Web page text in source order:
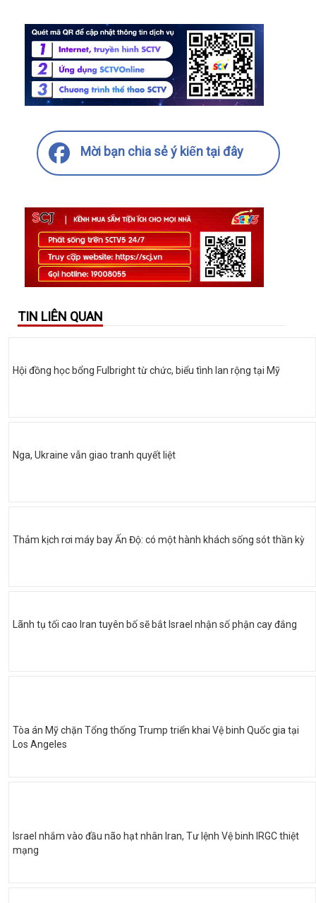
Mời bạn chia sẻ ý kiến tại đây
TIN LIÊN QUAN
Hội đồng học bổng Fulbright từ chức, biểu tình lan rộng tại Mỹ
Nga, Ukraine vẫn giao tranh quyết liệt
Thảm kịch rơi máy bay Ấn Độ: có một hành khách sống sót thần kỳ
Lãnh tụ tối cao Iran tuyên bố sẽ bắt Israel nhận số phận cay đắng
Tòa án Mỹ chặn Tổng thống Trump triển khai Vệ binh Quốc gia tại
Los Angeles
Israel nhắm vào đầu não hạt nhân Iran, Tư lệnh Vệ binh IRGC thiệt
mạng